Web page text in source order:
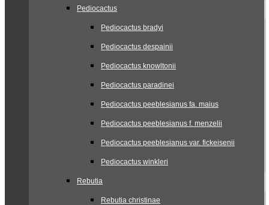
Pediocactus
Pediocactus bradyi
Pediocactus despainii
Pediocactus knowltonii
Pediocactus paradinei
Pediocactus peeblesianus fa. maius
Pediocactus peeblesianus f. menzelii
Pediocactus peeblesianus var. fickeisenii
Pediocactus winkleri
Rebutia
Rebutia christinae